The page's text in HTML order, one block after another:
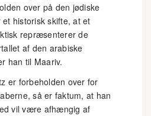
over på den jødiske
historisk skifte, at et
repræsenterer de
af den arabiske
han til Maariv.
er forbeholden over for
så er faktum, at han
vil være afhængig af